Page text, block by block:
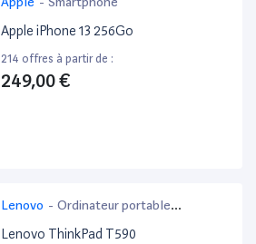
Apple iPhone 13 256Go
214 offres à partir de :
249,00 €
Lenovo - Ordinateur portable
bureautique
Lenovo ThinkPad T590